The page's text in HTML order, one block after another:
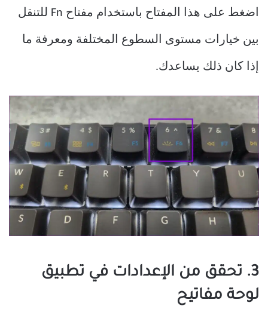
اضغط على هذا المفتاح باستخدام مفتاح Fn للتنقل
بين خيارات مستوى السطوع المختلفة ومعرفة ما
إذا كان ذلك يساعدك.
3. تحقق من الإعدادات في تطبيق
لوحة مفاتيح